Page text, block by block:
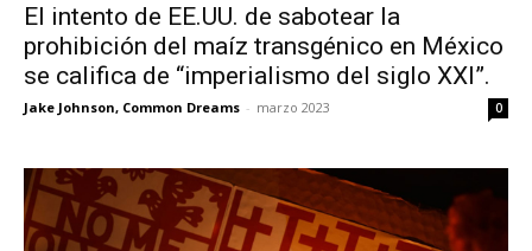
El intento de EE.UU. de sabotear la
prohibición del maíz transgénico en México
se califica de “imperialismo del siglo XXI”.
Jake Johnson, Common Dreams - marzo 2023 0